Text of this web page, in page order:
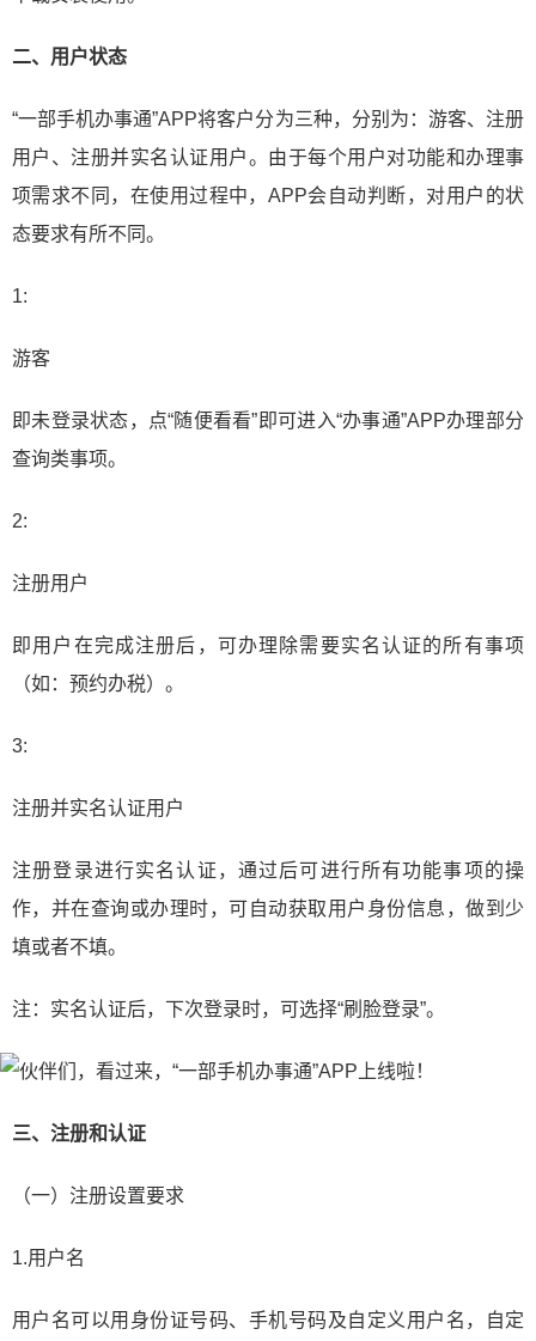
二、用户状态
“一部手机办事通”APP将客户分为三种，分别为：游客、注册
用户、注册并实名认证用户。由于每个用户对功能和办理事
项需求不同，在使用过程中，APP会自动判断，对用户的状
态要求有所不同。
1:
游客
即未登录状态，点“随便看看”即可进入“办事通”APP办理部分
查询类事项。
2:
注册用户
即用户在完成注册后，可办理除需要实名认证的所有事项
（如：预约办税）。
3:
注册并实名认证用户
注册登录进行实名认证，通过后可进行所有功能事项的操
作，并在查询或办理时，可自动获取用户身份信息，做到少
填或者不填。
注：实名认证后，下次登录时，可选择“刷脸登录”。
三、注册和认证
（一）注册设置要求
1.用户名
用户名可以用身份证号码、手机号码及自定义用户名，自定